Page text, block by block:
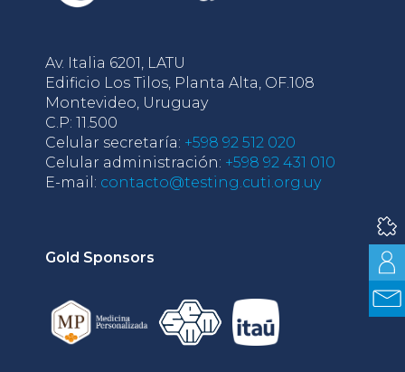
Av. Italia 6201, LATU
Edificio Los Tilos, Planta Alta, OF.108
Montevideo, Uruguay
C.P: 11.500
Celular secretaría: +598 92 512 020
Celular administración: +598 92 431 010
E-mail: contacto@testing.cuti.org.uy
Gold Sponsors